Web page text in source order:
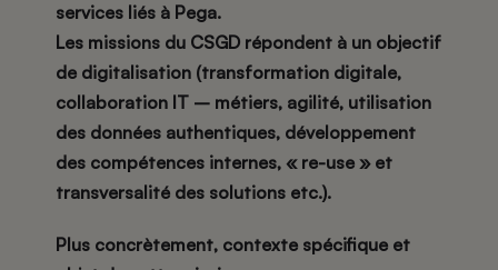
services liés à Pega.
Les missions du CSGD répondent à un objectif
de digitalisation (transformation digitale,
collaboration IT – métiers, agilité, utilisation
des données authentiques, développement
des compétences internes, « re-use » et
transversalité des solutions etc.).
Plus concrètement, contexte spécifique et